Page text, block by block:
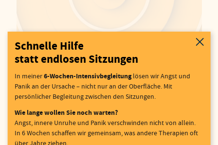
Hypnose nach dem Jeffrey Stephens
MEHR ERFAHREN
Schnelle Hilfe
statt endlosen Sitzungen
In meiner6-Wochen-Intensivbegleitunglösen wir Angst und
Panik an der Ursache – nicht nur an der Oberfläche. Mit
persönlicher Begleitung zwischen den Sitzungen.
Wie lange wollen Sie noch warten?
Angst, innere Unruhe und Panik verschwinden nicht von allein.
In 6 Wochen schaffen wir gemeinsam, was andere Therapien oft